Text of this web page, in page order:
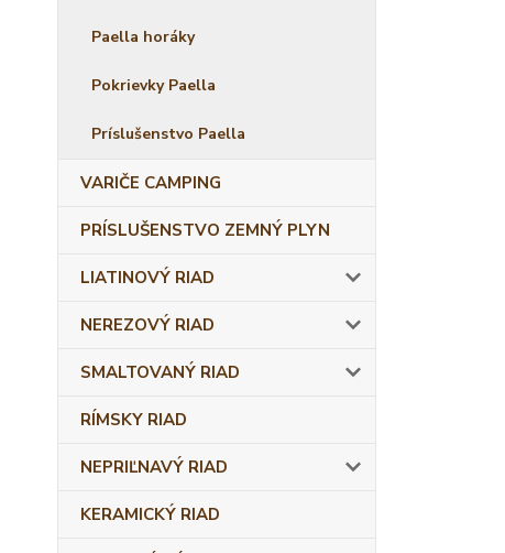
Paella horáky
Pokrievky Paella
Príslušenstvo Paella
VARIČE CAMPING
PRÍSLUŠENSTVO ZEMNÝ PLYN
LIATINOVÝ RIAD
NEREZOVÝ RIAD
SMALTOVANÝ RIAD
RÍMSKY RIAD
NEPRIĽNAVÝ RIAD
KERAMICKÝ RIAD